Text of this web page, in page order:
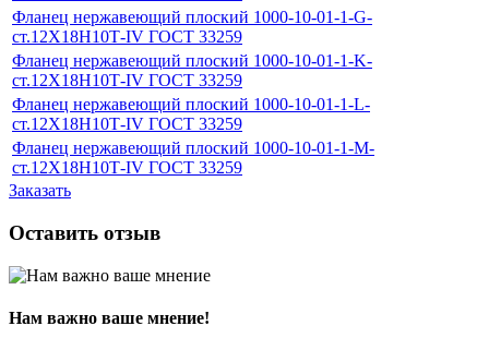
Фланец нержавеющий плоский 1000-10-01-1-G-
ст.12Х18Н10Т-IV ГОСТ 33259
Фланец нержавеющий плоский 1000-10-01-1-K-
ст.12Х18Н10Т-IV ГОСТ 33259
Фланец нержавеющий плоский 1000-10-01-1-L-
ст.12Х18Н10Т-IV ГОСТ 33259
Фланец нержавеющий плоский 1000-10-01-1-M-
ст.12Х18Н10Т-IV ГОСТ 33259
Заказать
Оставить отзыв
Нам важно ваше мнение!